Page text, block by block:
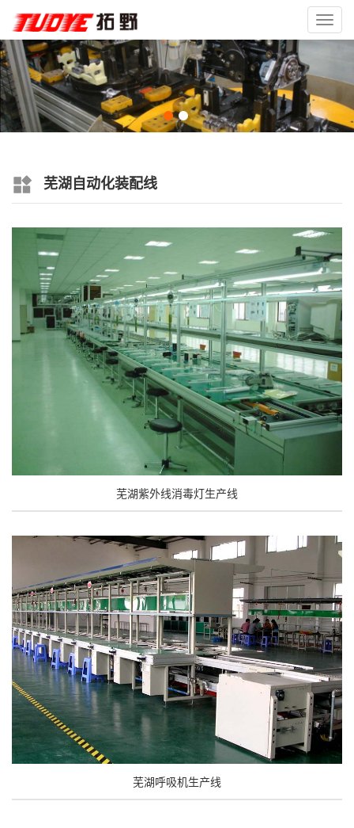
芜湖自动化装配线
芜湖紫外线消毒灯生产线
芜湖呼吸机生产线